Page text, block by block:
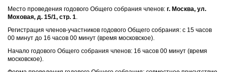
Место проведения годового Общего собрания членов: г. Москва, ул.
Моховая, д. 15/1, стр. 1.
Регистрация членов-участников годового Общего собрания: с 15 часов
00 минут до 16 часов 00 минут (время московское).
Начало годового Общего собрания членов: 16 часов 00 минут (время
московское).